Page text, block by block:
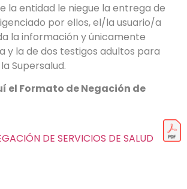
la entidad le niegue la entrega de
por ellos, el/la usuario/a
la información y únicamente
y la de dos testigos adultos para
Supersalud.
el Formato de Negación de
DE SERVICIOS DE SALUD